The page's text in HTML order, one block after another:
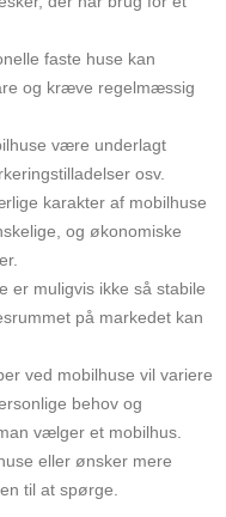
faste huse kan
og kræve regelmæssig
være underlagt
osv.
karakter af mobilhuse
og økonomiske
er muligvis ikke så stabile
på markedet kan
ved mobilhuse vil variere
behov og
vælger et mobilhus.
eller ønsker mere
til at spørge.